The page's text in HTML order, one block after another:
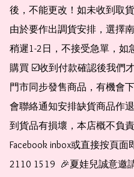
後，不能更改！如未收到取
由於要作出調貨安排，選擇
稍遲1-2日，不接受急單，如
購買 ☑️收到付款確認後我們
門市同步發售商品，有機會
會聯絡通知安排缺貨商品作
到貨品有損壞，本店概不負
Facebook inbox或直接按頁
2110 1519  🎉夏娃兒誠意邀